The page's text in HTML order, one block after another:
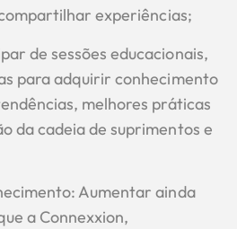
experiências;
de sessões educacionais,
para adquirir conhecimento
melhores práticas
da cadeia de suprimentos e
Aumentar ainda
a Connexxion,